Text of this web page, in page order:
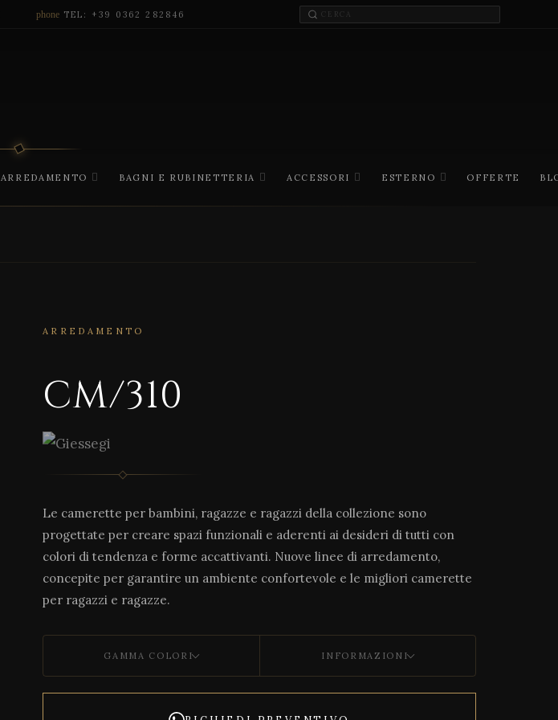
phone TEL: +39 0362 282846
ARREDAMENTO BAGNI E RUBINETTERIA ACCESSORI ESTERNO OFFERTE
ARREDAMENTO
CM/310
Le camerette per bambini, ragazze e ragazzi della collezione sono
progettate per creare spazi funzionali e aderenti ai desideri di tutti con
colori di tendenza e forme accattivanti. Nuove linee di arredamento,
concepite per garantire un ambiente confortevole e le migliori camerette
per ragazzi e ragazze.
GAMMA COLORI INFORMAZIONI